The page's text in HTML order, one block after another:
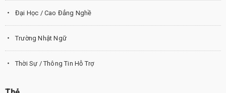
Đại Học / Cao Đẳng Nghề
Trường Nhật Ngữ
Thời Sự / Thông Tin Hỗ Trợ